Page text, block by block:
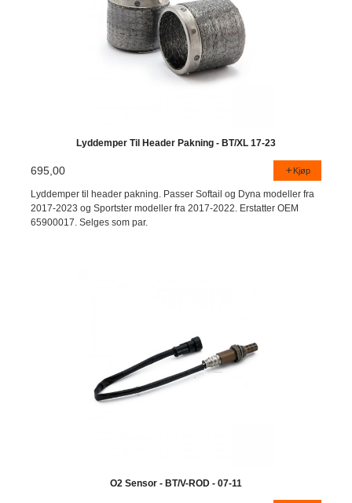
Lyddemper Til Header Pakning - BT/XL 17-23
695,00 Kjøp
Lyddemper til header pakning. Passer Softail og Dyna modeller fra
2017-2023 og Sportster modeller fra 2017-2022. Erstatter OEM
65900017. Selges som par.
O2 Sensor - BT/V-ROD - 07-11